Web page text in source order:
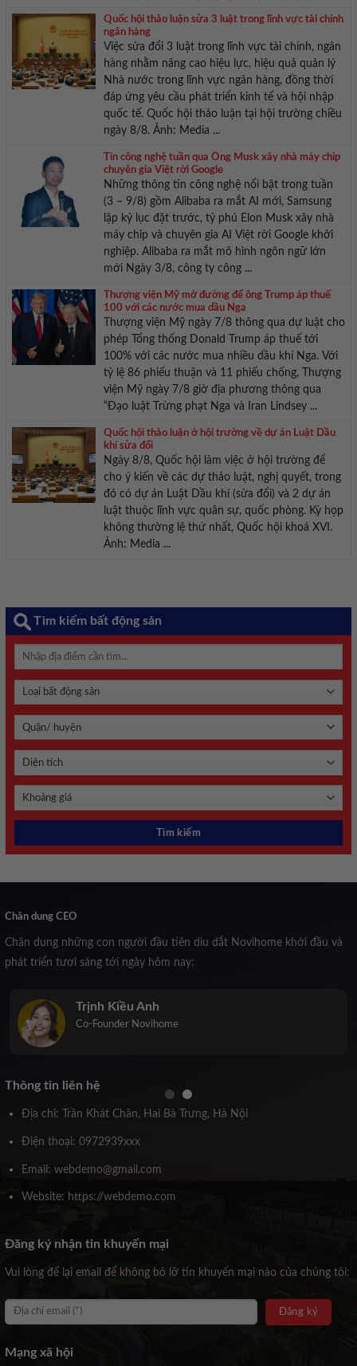
Quốc hội thảo luận sửa 3 luật trong lĩnh vực tài chính
ngân hàng
Việc sửa đổi 3 luật trong lĩnh vực tài chính, ngân
hàng nhằm nâng cao hiệu lực, hiệu quả quản lý
Nhà nước trong lĩnh vực ngân hàng, đồng thời
đáp ứng yêu cầu phát triển kinh tế và hội nhập
quốc tế. Quốc hội thảo luận tại hội trường chiều
ngày 8/8. Ảnh: Media ...
Tin công nghệ tuần qua Ông Musk xây nhà máy chip
chuyên gia Việt rời Google
Những thông tin công nghệ nổi bật trong tuần
(3 – 9/8) gồm Alibaba ra mắt AI mới, Samsung
lập kỷ lục đặt trước, tỷ phú Elon Musk xây nhà
máy chip và chuyên gia AI Việt rời Google khởi
nghiệp. Alibaba ra mắt mô hình ngôn ngữ lớn
mới Ngày 3/8, công ty công ...
Thượng viện Mỹ mở đường để ông Trump áp thuế
100 với các nước mua dầu Nga
Thượng viện Mỹ ngày 7/8 thông qua dự luật cho
phép Tổng thống Donald Trump áp thuế tới
100% với các nước mua nhiều dầu khí Nga. Với
tỷ lệ 86 phiếu thuận và 11 phiếu chống, Thượng
viện Mỹ ngày 7/8 giờ địa phương thông qua
“Đạo luật Trừng phạt Nga và Iran Lindsey ...
Quốc hội thảo luận ở hội trường về dự án Luật Dầu
khí sửa đổi
Ngày 8/8, Quốc hội làm việc ở hội trường để
cho ý kiến về các dự thảo luật, nghị quyết, trong
đó có dự án Luật Dầu khí (sửa đổi) và 2 dự án
luật thuộc lĩnh vực quân sự, quốc phòng. Kỳ họp
không thường lệ thứ nhất, Quốc hội khoá XVI.
Ảnh: Media ...
Tìm kiếm bất động sản
Chân dung CEO
Chân dung những con người đầu tiên dìu dắt Novihome khởi đầu và
phát triển tươi sáng tới ngày hôm nay:
Trịnh Kiều Anh
Co-Founder Novihome
Thông tin liên hệ
Địa chỉ: Trần Khát Chân, Hai Bà Trưng, Hà Nội
Điện thoại: 0972939xxx
Email: webdemo@gmail.com
Website: https://webdemo.com
Đăng ký nhận tin khuyến mại
Vui lòng để lại email để không bỏ lỡ tin khuyến mại nào của chúng tôi:
Mạng xã hội